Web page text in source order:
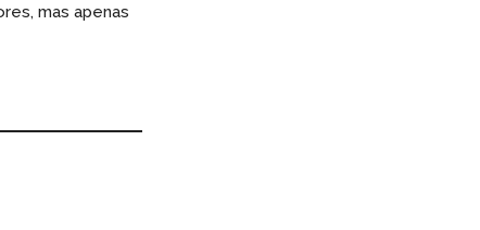
mas apenas